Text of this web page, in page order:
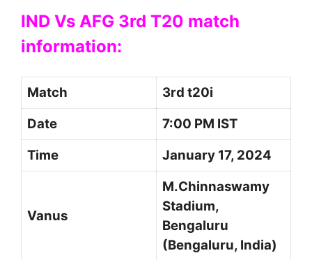
IND Vs AFG 3rd T20 match
information:
Match
3rd t20i
Date
7:00 PM IST
Time
January 17, 2024
Vanus
M.Chinnaswamy
Stadium,
Bengaluru
(Bengaluru, India)